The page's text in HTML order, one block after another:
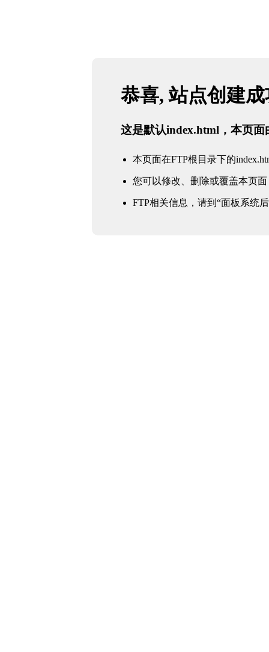
恭喜, 站点创建
这是默认index.html，本页面
本页面在FTP根目录下的
您可以修改、删除或覆盖本页面
FTP相关信息，请到“面板系统